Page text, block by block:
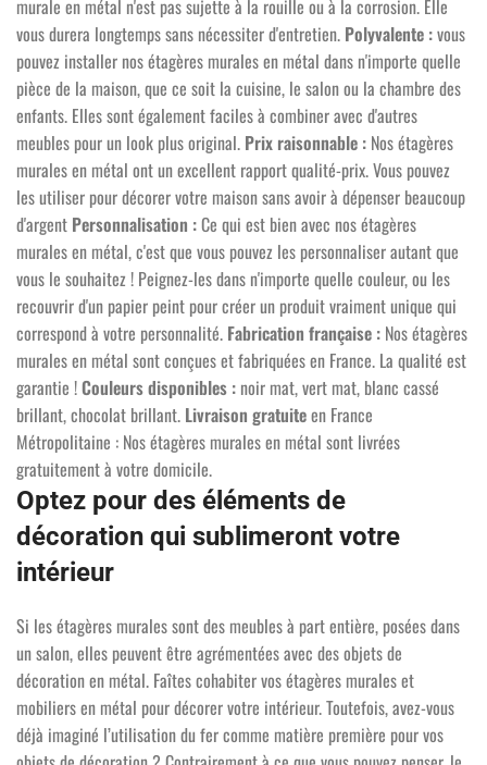
murale en métal n'est pas sujette à la rouille ou à la corrosion. Elle
vous durera longtemps sans nécessiter d'entretien. Polyvalente :vous
pouvez installer nos étagères murales en métal dans n'importe quelle
pièce de la maison, que ce soit la cuisine, le salon ou la chambre des
enfants. Elles sont également faciles à combiner avec d'autres
meubles pour un look plus original. Prix raisonnable : Nos étagères
murales en métal ont un excellent rapport qualité-prix. Vous pouvez
les utiliser pour décorer votre maison sans avoir à dépenser beaucoup
d'argent Personnalisation :Ce qui est bien avec nos étagères
murales en métal, c'est que vous pouvez les personnaliser autant que
vous le souhaitez ! Peignez-les dans n'importe quelle couleur, ou les
recouvrir d'un papier peint pour créer un produit vraiment unique qui
correspond à votre personnalité. Fabrication française : Nos étagères
murales en métal sont conçues et fabriquées en France. La qualité est
garantie !Couleurs disponibles : noir mat, vert mat, blanc cassé
brillant, chocolat brillant. Livraison gratuiteen France
Métropolitaine : Nos étagères murales en métal sont livrées
gratuitement à votre domicile.
Optez pour des éléments de
décoration qui sublimeront votre
intérieur
Si les étagères murales sont des meubles à part entière, posées dans
un salon, elles peuvent être agrémentées avec des objets de
décoration en métal. Faîtes cohabiter vos étagères murales et
mobiliers en métal pour décorer votre intérieur. Toutefois, avez-vous
déjà imaginé l’utilisation du fer comme matière première pour vos